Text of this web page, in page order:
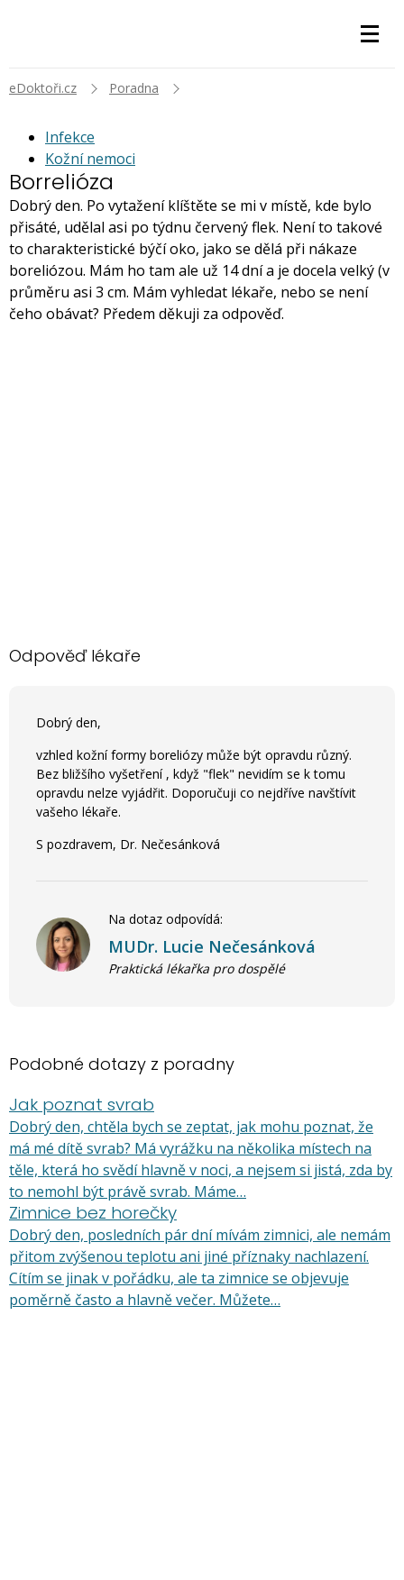
eDoktoři.cz Poradna
Infekce
Kožní nemoci
Borrelióza
Dobrý den. Po vytažení klíštěte se mi v místě, kde bylo
přisáté, udělal asi po týdnu červený flek. Není to takové
to charakteristické býčí oko, jako se dělá při nákaze
boreliózou. Mám ho tam ale už 14 dní a je docela velký (v
průměru asi 3 cm. Mám vyhledat lékaře, nebo se není
čeho obávat? Předem děkuji za odpověď.
Odpověď lékaře
Dobrý den,
vzhled kožní formy boreliózy může být opravdu různý.
Bez bližšího vyšetření , když "flek" nevidím se k tomu
opravdu nelze vyjádřit. Doporučuji co nejdříve navštívit
vašeho lékaře.
S pozdravem, Dr. Nečesánková
Na dotaz odpovídá:
MUDr. Lucie Nečesánková
Praktická lékařka pro dospělé
Podobné dotazy z poradny
Jak poznat svrab
Dobrý den, chtěla bych se zeptat, jak mohu poznat, že
má mé dítě svrab? Má vyrážku na několika místech na
těle, která ho svědí hlavně v noci, a nejsem si jistá, zda by
to nemohl být právě svrab. Máme…
Zimnice bez horečky
Dobrý den, posledních pár dní mívám zimnici, ale nemám
přitom zvýšenou teplotu ani jiné příznaky nachlazení.
Cítím se jinak v pořádku, ale ta zimnice se objevuje
poměrně často a hlavně večer. Můžete…